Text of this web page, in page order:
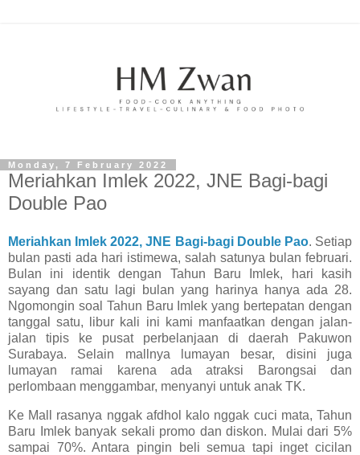
Monday, 7 February 2022
Meriahkan Imlek 2022, JNE Bagi-bagi
Double Pao
Meriahkan Imlek 2022, JNE Bagi-bagi Double Pao. Setiap
bulan pasti ada hari istimewa, salah satunya bulan februari.
Bulan ini identik dengan Tahun Baru Imlek, hari kasih
sayang dan satu lagi bulan yang harinya hanya ada 28.
Ngomongin soal Tahun Baru Imlek yang bertepatan dengan
tanggal satu, libur kali ini kami manfaatkan dengan jalan-
jalan tipis ke pusat perbelanjaan di daerah Pakuwon
Surabaya. Selain mallnya lumayan besar, disini juga
lumayan ramai karena ada atraksi Barongsai dan
perlombaan menggambar, menyanyi untuk anak TK.
Ke Mall rasanya nggak afdhol kalo nggak cuci mata, Tahun
Baru Imlek banyak sekali promo dan diskon. Mulai dari 5%
sampai 70%. Antara pingin beli semua tapi inget cicilan